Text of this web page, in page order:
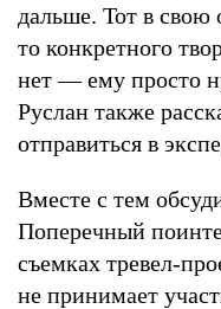
дальше. Тот в свою
то конкретного
нет — ему просто
Руслан также
отправиться в
Вместе с тем
Поперечный
съемках тревел-
не принимает